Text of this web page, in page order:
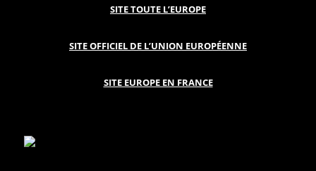
SITE TOUTE L’EUROPE
SITE OFFICIEL DE L’UNION EUROPÉENNE
SITE EUROPE EN FRANCE